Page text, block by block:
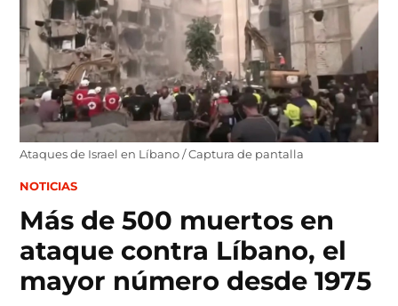
Ataques de Israel en Líbano / Captura de pantalla
POSTED
NOTICIAS
Más de 500 muertos en
ataque contra Líbano, el
mayor número desde 1975